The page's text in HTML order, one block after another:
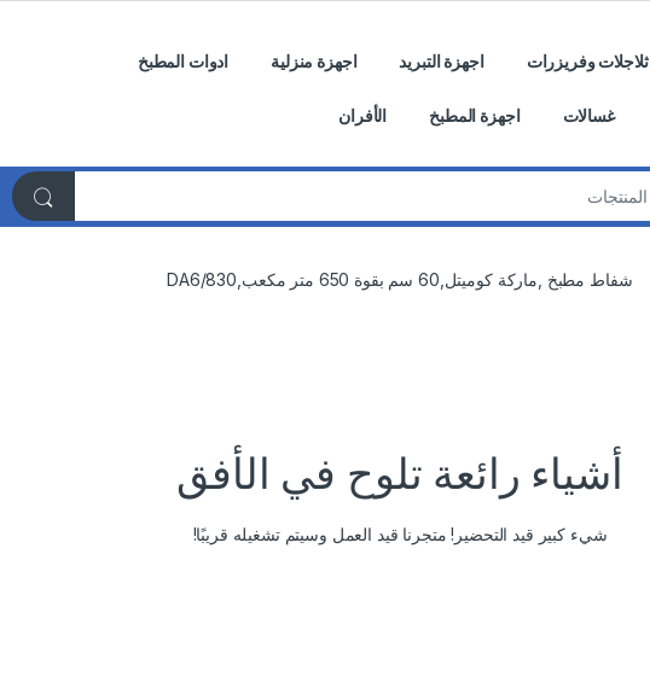
ثلاجلات وفريزرات اجهزة التبريد اجهزة منزلية ادوات المطبخ
غسالات اجهزة المطبخ الأفران
شفاط مطبخ ,ماركة كوميتل,60 سم بقوة 650 متر مكعب,DA6/830
أشياء رائعة تلوح في الأفق
شيء كبير قيد التحضير! متجرنا قيد العمل وسيتم تشغيله قريبًا!